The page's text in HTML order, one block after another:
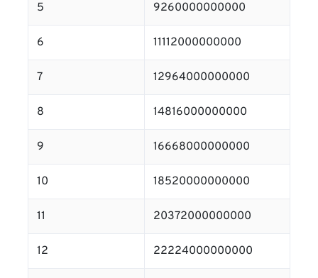
5 9260000000000
6 11112000000000
7 12964000000000
8 14816000000000
9 16668000000000
10 18520000000000
11 20372000000000
12 22224000000000